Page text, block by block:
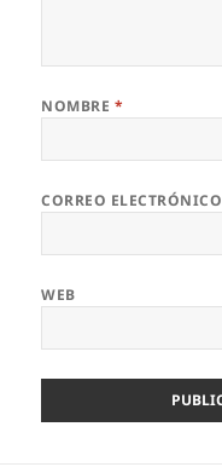
NOMBRE *
CORREO ELECTRÓNICO
WEB